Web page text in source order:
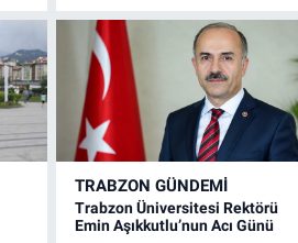
TRABZON GÜNDEMİ
Trabzon Üniversitesi Rektörü
Emin Aşıkkutlu’nun Acı Günü